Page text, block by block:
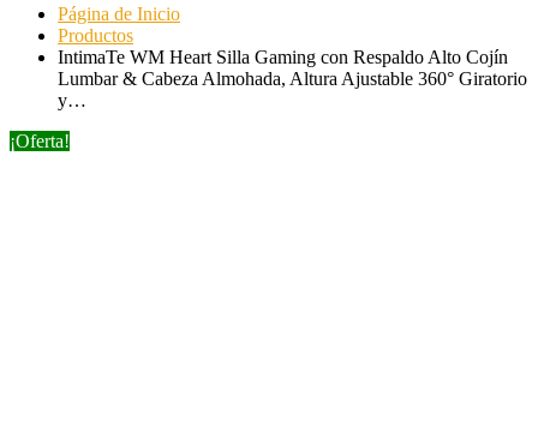
Página de Inicio
Productos
IntimaTe WM Heart Silla Gaming con Respaldo Alto Cojín
Lumbar & Cabeza Almohada, Altura Ajustable 360° Giratorio
y…
¡Oferta!